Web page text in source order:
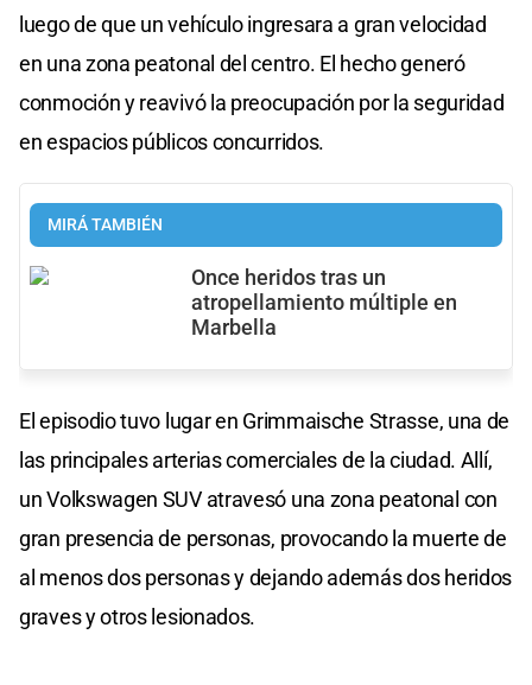
luego de que un vehículo ingresara a gran velocidad
en una zona peatonal del centro. El hecho generó
conmoción y reavivó la preocupación por la seguridad
en espacios públicos concurridos.
MIRÁ TAMBIÉN
Once heridos tras un
atropellamiento múltiple en
Marbella
El episodio tuvo lugar en Grimmaische Strasse, una de
las principales arterias comerciales de la ciudad. Allí,
un Volkswagen SUV atravesó una zona peatonal con
gran presencia de personas, provocando la muerte de
al menos dos personas y dejando además dos heridos
graves y otros lesionados.